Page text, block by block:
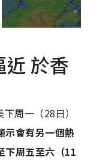
近 於香
周一（28日）
示會有另一個熱
下周五至六（11